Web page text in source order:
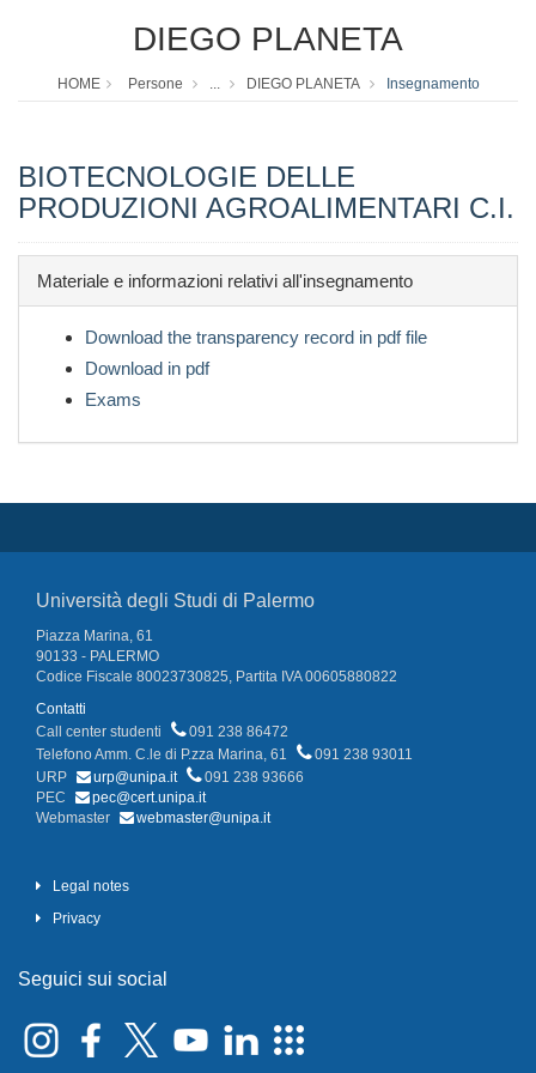
DIEGO PLANETA
HOME Persone ... DIEGO PLANETA Insegnamento
BIOTECNOLOGIE DELLE
PRODUZIONI AGROALIMENTARI C.I.
Materiale e informazioni relativi all'insegnamento
Download the transparency record in pdf file
Download in pdf
Exams
Università degli Studi di Palermo
Piazza Marina, 61
90133 - PALERMO
Codice Fiscale 80023730825, Partita IVA 00605880822
Contatti
Call center studenti
091 238 86472
Telefono Amm. C.le di P.zza Marina, 61
091 238 93011
URP
urp@unipa.it
091 238 93666
PEC
pec@cert.unipa.it
Webmaster
webmaster@unipa.it
Legal notes
Privacy
Seguici sui social